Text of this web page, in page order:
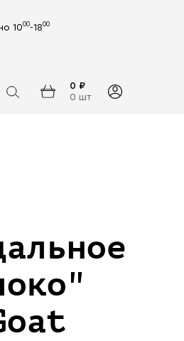
1000-1800
0 ₽
0 шт